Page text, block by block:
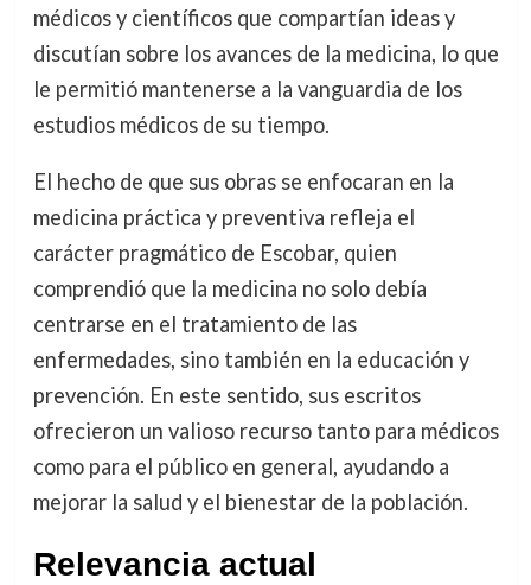
médicos y científicos que compartían ideas y
discutían sobre los avances de la medicina, lo que
le permitió mantenerse a la vanguardia de los
estudios médicos de su tiempo.
El hecho de que sus obras se enfocaran en la
medicina práctica y preventiva refleja el
carácter pragmático de Escobar, quien
comprendió que la medicina no solo debía
centrarse en el tratamiento de las
enfermedades, sino también en la educación y
prevención. En este sentido, sus escritos
ofrecieron un valioso recurso tanto para médicos
como para el público en general, ayudando a
mejorar la salud y el bienestar de la población.
Relevancia actual